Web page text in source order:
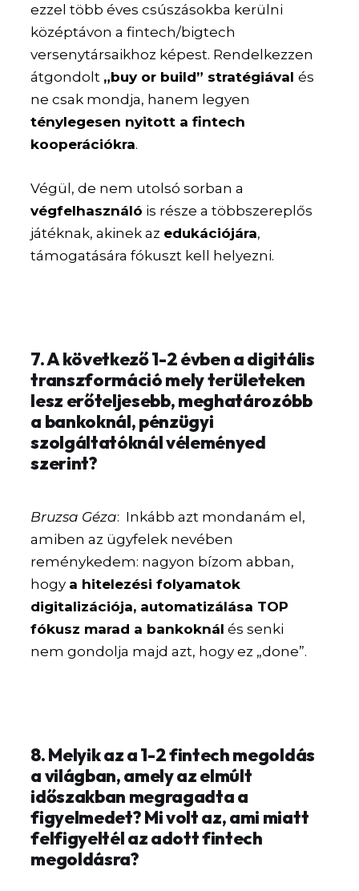
ezzel több éves csúszásokba kerülni
középtávon a fintech/bigtech
versenytársaikhoz képest. Rendelkezzen
átgondolt „buy or build” stratégiávalés
ne csak mondja, hanem legyen
ténylegesen nyitott a fintech
kooperációkra.
Végül, de nem utolsó sorban a
végfelhasználó is része a többszereplős
játéknak, akinek az edukációjára,
támogatására fókuszt kell helyezni.
7. A következő 1-2 évben a digitális
transzformáció mely területeken
lesz erőteljesebb, meghatározóbb
a bankoknál, pénzügyi
szolgáltatóknál véleményed
szerint?
Bruzsa Géza: Inkább azt mondanám el,
amiben az ügyfelek nevében
reménykedem: nagyon bízom abban,
hogy a hitelezési folyamatok
digitalizációja, automatizálása TOP
fókusz marad a bankoknál és senki
nem gondolja majd azt, hogy ez „done”.
8. Melyik az a 1-2 fintech megoldás
a világban, amely az elmúlt
időszakban megragadta a
figyelmedet? Mi volt az, ami miatt
felfigyeltél az adott fintech
megoldásra?